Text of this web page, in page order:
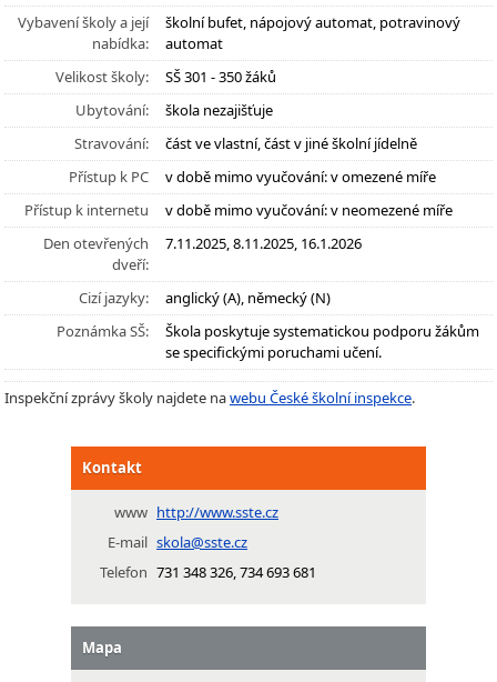
Vybavení školy a její
nabídka:
školní bufet, nápojový automat, potravinový
automat
Velikost školy:
SŠ 301 - 350 žáků
Ubytování:
škola nezajišťuje
Stravování:
část ve vlastní, část v jiné školní jídelně
Přístup k PC
v době mimo vyučování: v omezené míře
Přístup k internetu
v době mimo vyučování: v neomezené míře
Den otevřených
dveří:
7.11.2025, 8.11.2025, 16.1.2026
Cizí jazyky:
anglický (A), německý (N)
Poznámka SŠ:
Škola poskytuje systematickou podporu žákům
se specifickými poruchami učení.
Inspekční zprávy školy najdete nawebu České školní inspekce.
Kontakt
www http://www.sste.cz
E-mail skola@sste.cz
Telefon 731 348 326, 734 693 681
Mapa